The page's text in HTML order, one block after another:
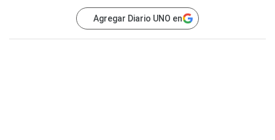
Agregar Diario UNO en